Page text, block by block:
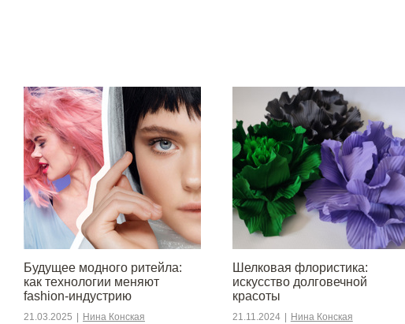
Будущее модного ритейла:
как технологии меняют
fashion-индустрию
21.03.2025 Нина Конская
Шелковая флористика:
искусство долговечной
красоты
21.11.2024 Нина Конская